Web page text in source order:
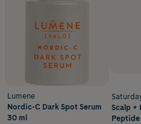
Lumene
Nordic-C Dark Spot Serum
30 ml
Scalp +
Peptide